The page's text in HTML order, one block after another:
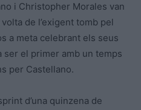
i Christopher Morales van
de l’exigent tomb pel
a meta celebrant els seus
el primer amb un temps
per Castellano.
d’una quinzena de